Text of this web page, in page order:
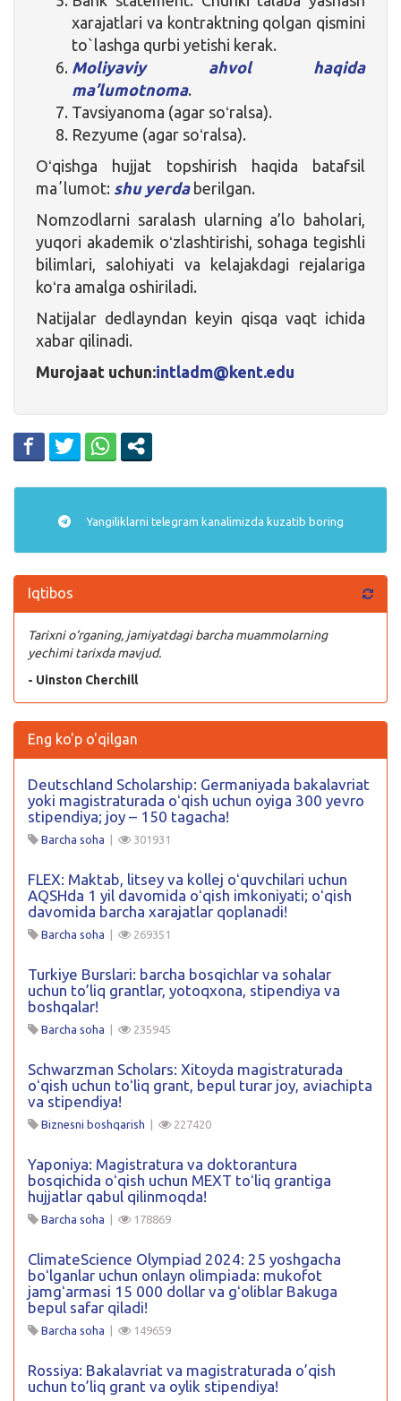
xarajatlari va kontraktning qolgan qismini
to`lashga qurbi yetishi kerak.
Moliyaviy ahvol haqida
ma’lumotnoma.
Tavsiyanoma (agar soʻralsa).
Rezyume (agar soʻralsa).
Oʻqishga hujjat topshirish haqida batafsil
maʼlumot: shu yerdaberilgan.
Nomzodlarni saralash ularning a’lo baholari,
yuqori akademik oʻzlashtirishi, sohaga tegishli
bilimlari, salohiyati va kelajakdagi rejalariga
koʻra amalga oshiriladi.
Natijalar dedlayndan keyin qisqa vaqt ichida
xabar qilinadi.
Murojaat uchun:intladm@kent.edu
Yangiliklarni telegram kanalimizda kuzatib boring
Iqtibos
Tarixni o‘rganing, jamiyatdagi barcha muammolarning
yechimi tarixda mavjud.
- Uinston Cherchill
Eng ko'p o'qilgan
Deutschland Scholarship: Germaniyada bakalavriat
yoki magistraturada oʻqish uchun oyiga 300 yevro
stipendiya; joy – 150 tagacha!
Barcha soha | 301931
FLEX: Maktab, litsey va kollej oʻquvchilari uchun
AQSHda 1 yil davomida oʻqish imkoniyati; oʻqish
davomida barcha xarajatlar qoplanadi!
Barcha soha | 269351
Turkiye Burslari: barcha bosqichlar va sohalar
uchun to’liq grantlar, yotoqxona, stipendiya va
boshqalar!
Barcha soha | 235945
Schwarzman Scholars: Xitoyda magistraturada
oʻqish uchun toʻliq grant, bepul turar joy, aviachipta
va stipendiya!
Biznesni boshqarish | 227420
Yaponiya: Magistratura va doktorantura
bosqichida oʻqish uchun MEXT toʻliq grantiga
hujjatlar qabul qilinmoqda!
Barcha soha | 178869
ClimateScience Olympiad 2024: 25 yoshgacha
boʻlganlar uchun onlayn olimpiada: mukofot
jamgʻarmasi 15 000 dollar va gʻoliblar Bakuga
bepul safar qiladi!
Barcha soha | 149659
Rossiya: Bakalavriat va magistraturada o’qish
uchun to’liq grant va oylik stipendiya!